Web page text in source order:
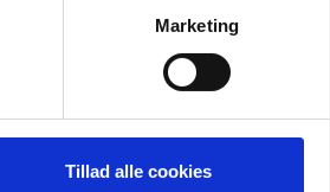
inden for sociale medier,
Marketing
Tillad alle cookies